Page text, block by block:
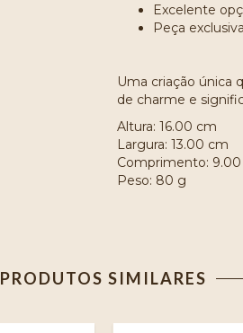
Excelente
Peça
Uma criação única
de charme e
Altura: 16.00 cm
Largura: 13.00 cm
Comprimento:
Peso: 80 g
PRODUTOS SIMILARES